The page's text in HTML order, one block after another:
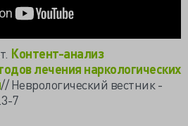
Контент-анализ
лечения наркологических
// Неврологический вестник -
7